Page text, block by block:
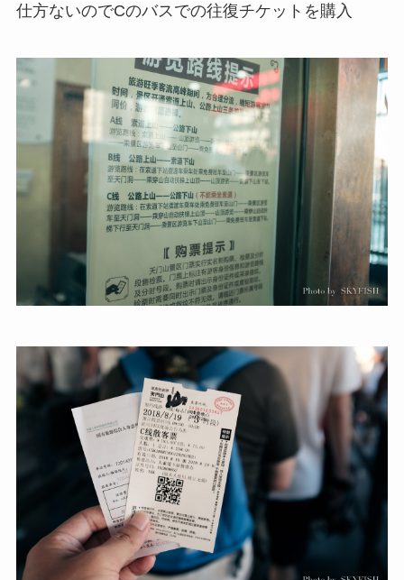
仕方ないのでCのバスでの往復チケットを購入